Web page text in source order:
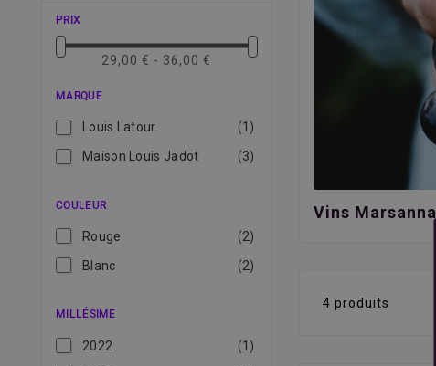
PRIX
29,00 € - 36,00 €
MARQUE
Louis Latour
(1)
Maison Louis Jadot
(3)
COULEUR
Rouge
(2)
Blanc
(2)
MILLÉSIME
2022
(1)
Vins
4 produits